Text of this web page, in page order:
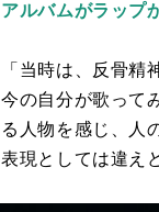
アルバムがラップ
「当時は、反骨
今の自分が歌って
る人物を感じ、人
表現としては違え